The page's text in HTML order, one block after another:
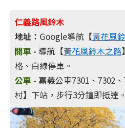
仁義路風鈴木
地址： Google導航【黃花風
開車 - 導航【黃花風鈴木之路
格、白線停車。
公車 - 嘉義公車7301、7302
村】下站，步行3分鐘即抵達。